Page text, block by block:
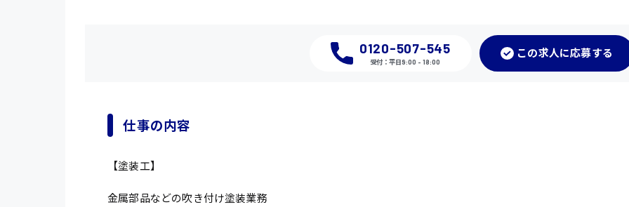
0120-507-545
受付：平日9:00 - 18:00
この求人に応募する
仕事の内容
【塗装工】
金属部品などの吹き付け塗装業務